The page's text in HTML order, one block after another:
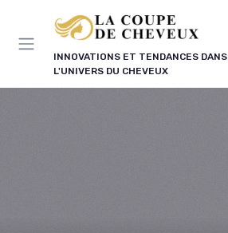
INNOVATIONS ET TENDANCES DANS
L'UNIVERS DU CHEVEUX